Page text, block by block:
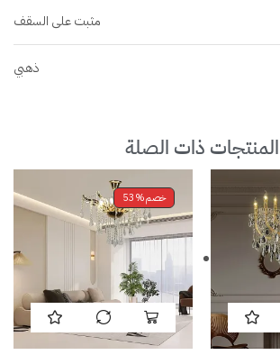
مثبت على السقف
ذهبي
المنتجات ذات الصلة
خصم53%